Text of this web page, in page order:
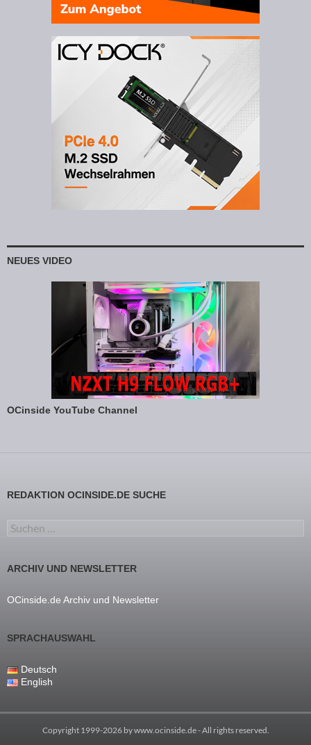
NEUES VIDEO
OCinside YouTube Channel
REDAKTION OCINSIDE.DE SUCHE
Suchen nach:
ARCHIV UND NEWSLETTER
OCinside.de Archiv und Newsletter
SPRACHAUSWAHL
Deutsch
English
Copyright 1999-2026 bywww.ocinside.de- All rights reserved.